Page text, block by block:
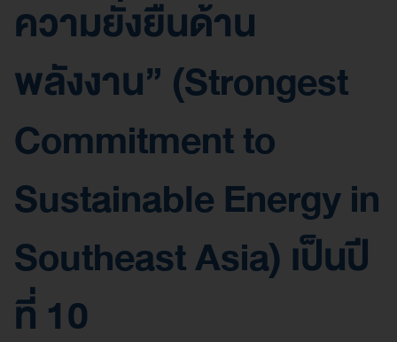
ความยั่งยืนด้าน
พลังงาน” (Strongest
Commitment to
Sustainable Energy in
Southeast Asia) เป็นปี
ที่ 10